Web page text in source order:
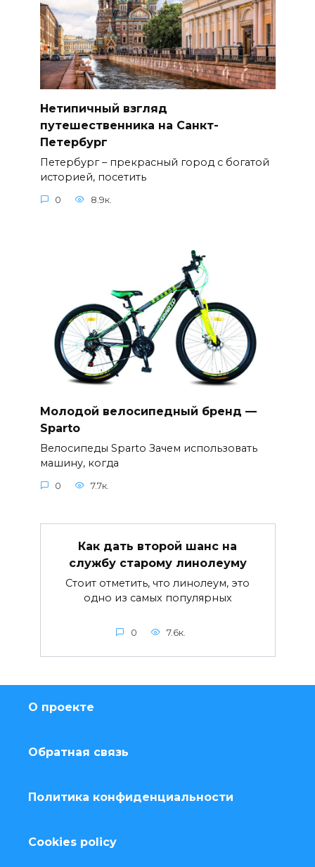
Нетипичный взгляд
путешественника на Санкт-
Петербург
Петербург – прекрасный город с богатой
историей, посетить
0 8.9к.
Молодой велосипедный бренд —
Sparto
Велосипеды Sparto Зачем использовать
машину, когда
0 7.7к.
Как дать второй шанс на
службу старому линолеуму
Стоит отметить, что линолеум, это
одно из самых популярных
0 7.6к.
О проекте
Обратная связь
Политика конфиденциальности
Cookies policy